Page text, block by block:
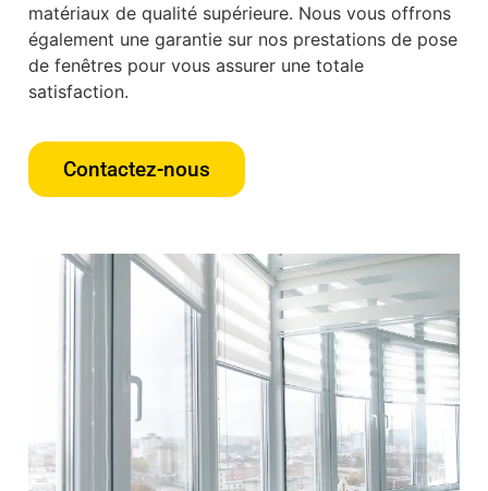
matériaux de qualité supérieure. Nous vous offrons
également une garantie sur nos prestations de pose
de fenêtres pour vous assurer une totale
satisfaction.
Contactez-nous